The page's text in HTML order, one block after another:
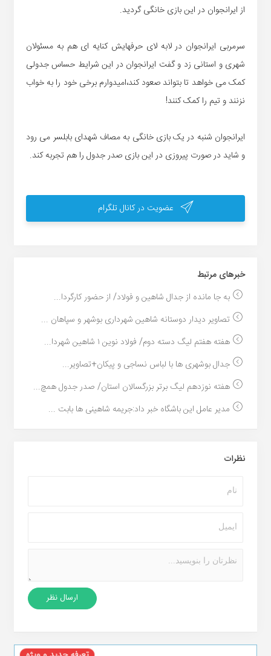
از ایرانجوان در این بازی خانگی گردید.
سرمربی ایرانجوان در لابه لای حرفهایش کنایه ای هم به مسئولان
شهری و استانی زد و گفت ایرانجوان در این شرایط حساس جدولی
کمک می خواهد تا بتواند صعود کند،امیدوارم برخی خود را به خواب
نزنند و تیم را کمک کنند!
ایرانجوان شنبه در یک بازی خانگی به مصاف شهدای بابلسر می رود
و شاید در صورت پیروزی در این بازی صدر جدول را هم تجربه کند.
عضویت در کانال تلگرام
خبر‌های مرتبط
به جا مانده از جدال شاهین و فولاد/ از حضور کارگردا...
تصاویر دیدار دوستانه شاهین شهردارى بوشهر و سپاهان ...
هفته هفتم لیگ دسته دوم/ فولاد نوین ۱ شاهین شهردا...
جدال بوشهری ها با لباس نساجی و پیکان+تصاویر...
هفته نوزدهم لیگ برتر بزرگسالان استان/ صدر جدول همچ...
مدیر عامل این باشگاه خبر داد:جریمه شاهینی ها بابت ...
نظرات